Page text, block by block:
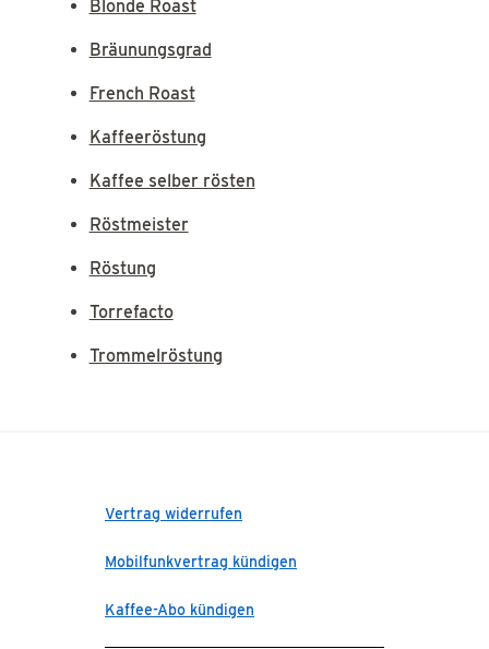
Blonde Roast
Bräunungsgrad
French Roast
Kaffeeröstung
Kaffee selber rösten
Röstmeister
Röstung
Torrefacto
Trommelröstung
Vertrag widerrufen
Mobilfunkvertrag kündigen
Kaffee-Abo kündigen